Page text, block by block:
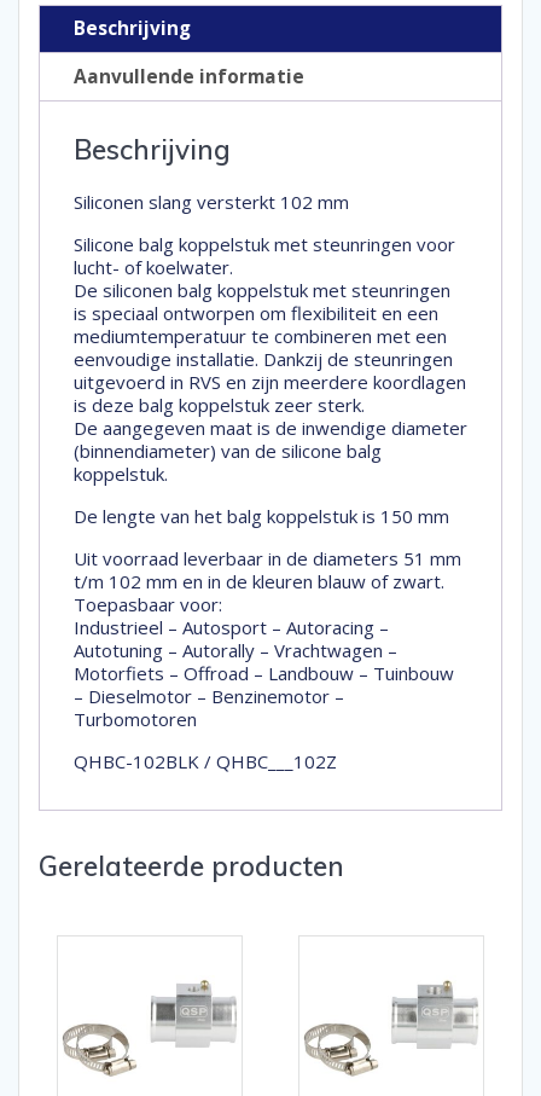
Beschrijving
Aanvullende informatie
Beschrijving
Siliconen slang versterkt 102 mm
Silicone balg koppelstuk met steunringen voor
lucht- of koelwater.
De siliconen balg koppelstuk met steunringen
is speciaal ontworpen om flexibiliteit en een
mediumtemperatuur te combineren met een
eenvoudige installatie. Dankzij de steunringen
uitgevoerd in RVS en zijn meerdere koordlagen
is deze balg koppelstuk zeer sterk.
De aangegeven maat is de inwendige diameter
(binnendiameter) van de silicone balg
koppelstuk.
De lengte van het balg koppelstuk is 150 mm
Uit voorraad leverbaar in de diameters 51 mm
t/m 102 mm en in de kleuren blauw of zwart.
Toepasbaar voor:
Industrieel – Autosport – Autoracing –
Autotuning – Autorally – Vrachtwagen –
Motorfiets – Offroad – Landbouw – Tuinbouw
– Dieselmotor – Benzinemotor –
Turbomotoren
QHBC-102BLK / QHBC___102Z
Gerelateerde producten